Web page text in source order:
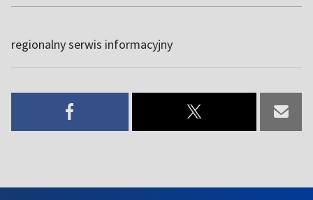
regionalny serwis informacyjny